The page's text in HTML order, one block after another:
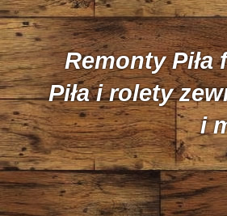
Remonty
Piła i rolety
i